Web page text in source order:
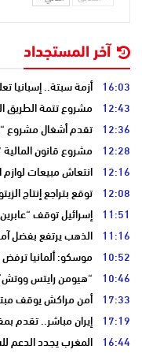
آخر المستجداد
16:03 أزمة سبتة.. إسبانيا تعلن
12:43 مشروع تتمة الطريق
12:36 تقدم أشغال مشروع “نور أطلس
12:28 مشروع قانون المالية 2027 .. الحكومة تحدد أولويات المرحلة المقبلة
12:16 انتعاش مبيعات
12:08 توقع بتراجع إنتاج
11:51 إسرائيل توقف
11:16 الذهب يرتفع بفضل
10:52 موسكو: ألمانيا ترفض
10:46 “هيومن رايتس
17:33 أمن مراكش يوقف
17:19 إيران مباشر.. تقدم
16:44 المغرب يجدد الدعم